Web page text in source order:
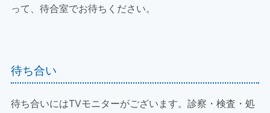
って、待合室でお待ちください。
待ち合い
待ち合いにはTVモニターがございます。診察・検査・処